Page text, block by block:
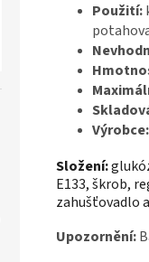
Použití:
Výrobce:
Složení:
E133, škrob,
zahušťovadlo
Upozornění: